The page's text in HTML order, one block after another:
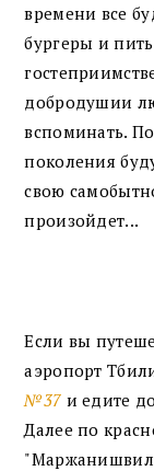
времени все
бургеры и
добродушии
вспоминать.
поколения
свою
произойдет...
Если вы
аэропорт
№37 и едите
Далее по